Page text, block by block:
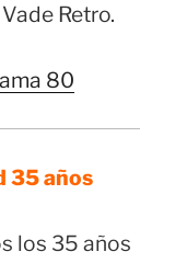
Retro.
80
35 años
los 35 años